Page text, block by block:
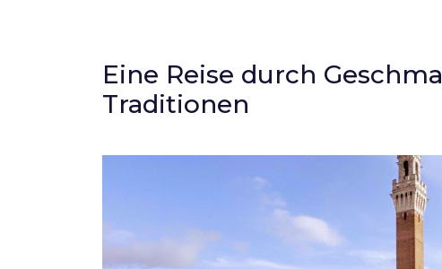
Eine Reise durch
Traditionen